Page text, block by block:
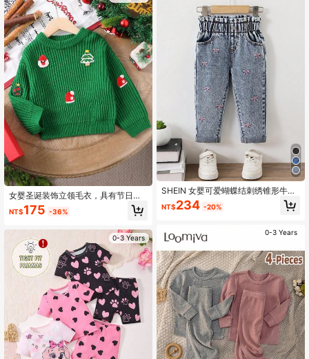
女婴圣诞装饰立领毛衣，具有节日气
氛和可爱的设计。3D 装饰设计富有创
意，增添了节日气氛
NT$175 -36%
0-3 Years
SHEIN 女婴可爱蝴蝶结刺绣锥形牛仔
裤，适合2026秋冬季节，松紧腰设
计，休闲外出，一周岁生日礼物
NT$234 -20%
0-3 Years